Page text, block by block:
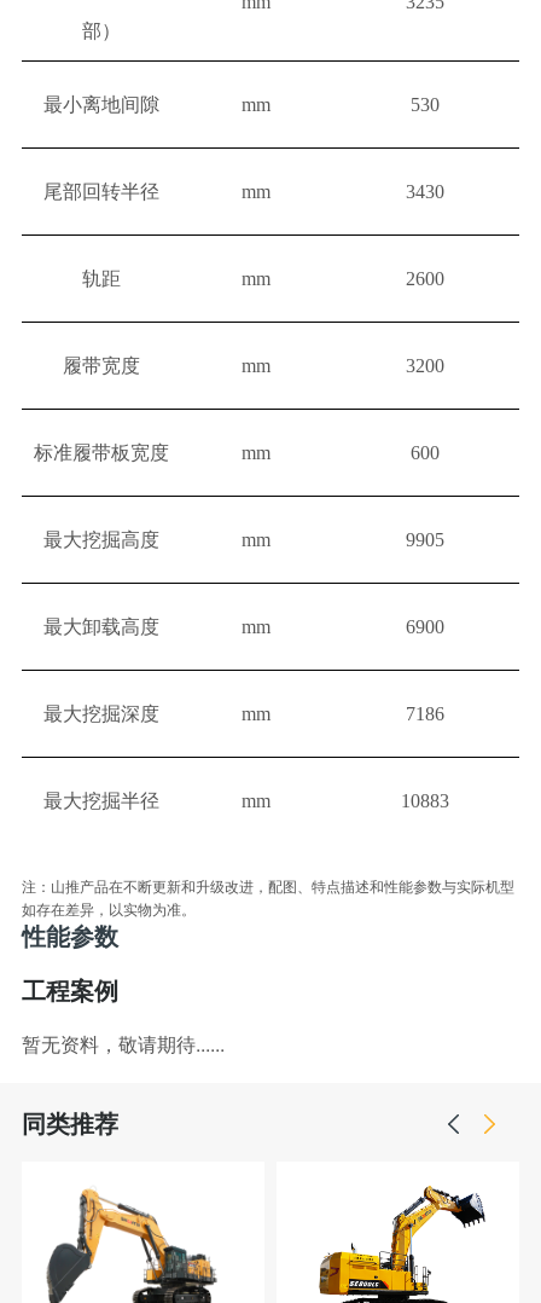
部）
最小离地间隙 mm 530
尾部回转半径 mm 3430
轨距 mm 2600
履带宽度 mm 3200
标准履带板宽度 mm 600
最大挖掘高度 mm 9905
最大卸载高度 mm 6900
最大挖掘深度 mm 7186
最大挖掘半径 mm 10883
注：山推产品在不断更新和升级改进，配图、特点描述和性能参数与实际机型
如存在差异，以实物为准。
性能参数
工程案例
暂无资料，敬请期待......
同类推荐